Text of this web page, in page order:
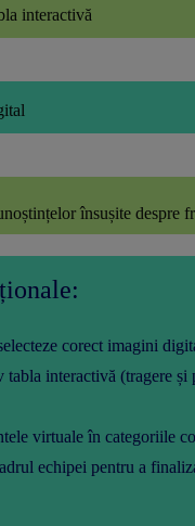
interactivă
însușite despre
corect imagini
interactivă (tragere și
virtuale în categoriile
echipei pentru a